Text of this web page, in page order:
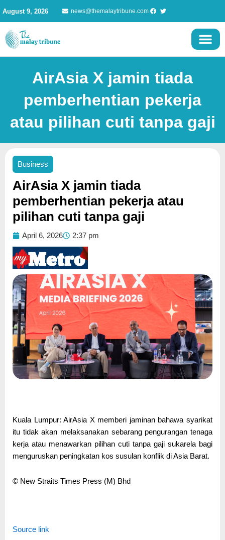
content
August 9, 2026 news@themalaytribune.com
AirAsia X jamin tiada
pemberhentian pekerja
atau pilihan cuti tanpa gaji
Business
AirAsia X jamin tiada
pemberhentian pekerja atau
pilihan cuti tanpa gaji
April 6, 2026 2:37 pm
Kuala Lumpur: AirAsia X memberi jaminan bahawa syarikat
itu tidak akan melaksanakan sebarang pengurangan tenaga
kerja atau menawarkan pilihan cuti tanpa gaji sukarela bagi
menguruskan peningkatan kos susulan konflik di Asia Barat.
© New Straits Times Press (M) Bhd
Source link